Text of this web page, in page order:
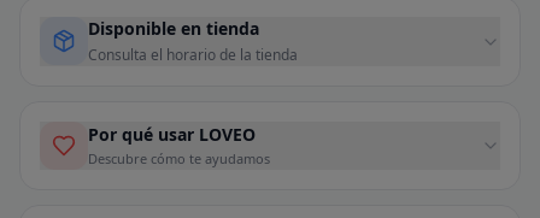
Disponible en tienda
Consulta el horario de la tienda
Por qué usar LOVEO
Descubre cómo te ayudamos